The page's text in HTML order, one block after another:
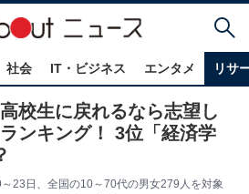
社会 IT・ビジネス エンタメ リサ
校生に戻れるなら志望し
ンキング！ 3位「経済学
23日、全国の10～70代の男女279人を対象